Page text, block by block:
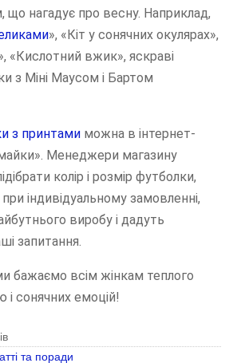
нагадує про весну. Наприклад,
», «Кіт у сонячних окулярах»,
«Кислотний вжик», яскраві
з Міні Маусом і Бартом
з принтами можна в інтернет-
Менеджери магазину
колір і розмір футболки,
індивідуальному замовленні,
виробу і дадуть
запитання.
бажаємо всім жінкам теплого
сонячних емоцій!
та поради